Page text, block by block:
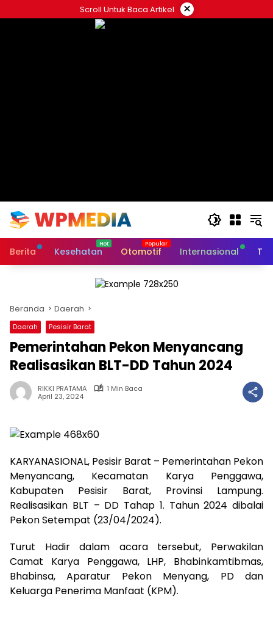
ke
Scroll Untuk Baca Artikel ×
Berita Kesehatan Otomotif Internasional
Beranda Daerah
Daerah Pesisir Barat
Pemerintahan Pekon Menyancang
Realisasikan BLT-DD Tahun 2024
RIKKI PRATAMA
1 Min Baca
April 23, 2024
KARYANASIONAL, Pesisir Barat – Pemerintahan Pekon
Menyancang, Kecamatan Karya Penggawa,
Kabupaten Pesisir Barat, Provinsi Lampung.
Realisasikan BLT – DD Tahap 1. Tahun 2024 dibalai
Pekon Setempat (23/04/2024).
Turut Hadir dalam acara tersebut, Perwakilan
Camat Karya Penggawa, LHP, Bhabinkamtibmas,
Bhabinsa, Aparatur Pekon Menyang, PD dan
Keluarga Penerima Manfaat (KPM).